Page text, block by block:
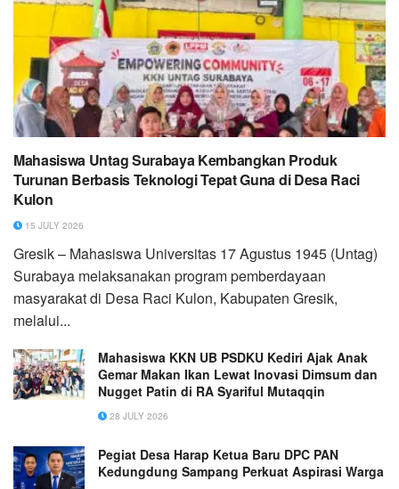
Mahasiswa Untag Surabaya Kembangkan Produk
Turunan Berbasis Teknologi Tepat Guna di Desa Raci
Kulon
15 JULY 2026
Gresik – Mahasiswa Universitas 17 Agustus 1945 (Untag)
Surabaya melaksanakan program pemberdayaan
masyarakat di Desa Raci Kulon, Kabupaten Gresik,
melalui...
Mahasiswa KKN UB PSDKU Kediri Ajak Anak
Gemar Makan Ikan Lewat Inovasi Dimsum dan
Nugget Patin di RA Syariful Mutaqqin
28 JULY 2026
Pegiat Desa Harap Ketua Baru DPC PAN
Kedungdung Sampang Perkuat Aspirasi Warga